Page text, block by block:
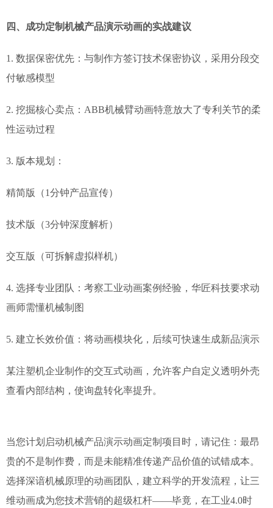
四、成功定制机械产品演示动画的实战建议
1. 数据保密优先：与制作方签订技术保密协议，采用分段交
付敏感模型
2. 挖掘核心卖点：ABB机械臂动画特意放大了专利关节的柔
性运动过程
3. 版本规划：
精简版（1分钟产品宣传）
技术版（3分钟深度解析）
交互版（可拆解虚拟样机）
4. 选择专业团队：考察工业动画案例经验，华匠科技要求动
画师需懂机械制图
5. 建立长效价值：将动画模块化，后续可快速生成新品演示
某注塑机企业制作的交互式动画，允许客户自定义透明外壳
查看内部结构，使询盘转化率提升。
当您计划启动机械产品演示动画定制项目时，请记住：最昂
贵的不是制作费，而是未能精准传递产品价值的试错成本。
选择深谙机械原理的动画团队，建立科学的开发流程，让三
维动画成为您技术营销的超级杠杆——毕竟，在工业4.0时